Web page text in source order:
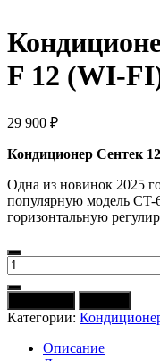
F 12 (WI-
29 900 ₽
Кондиционер Сентек 12
Одна из новинок 2025
популярную модель CT-
горизонтальную
Количество
товара
Кондиционер
CENTEK
CT-
Категории:
Описание